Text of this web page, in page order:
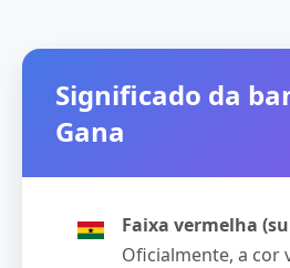
Significado da
Gana
Faixa vermelha
Oficialmente, a cor